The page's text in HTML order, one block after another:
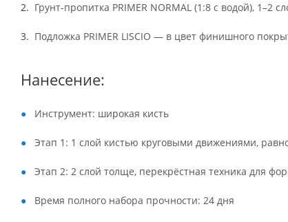
Грунт-пропитка PRIMER NORMAL (1:8 с водой), 1–2
Подложка PRIMER LISCIO — в цвет финишного
Нанесение:
Инструмент: широкая кисть
Этап 1: 1 слой кистью круговыми движениями,
Этап 2: 2 слой толще, перекрёстная техника для
Время полного набора прочности: 24 дня